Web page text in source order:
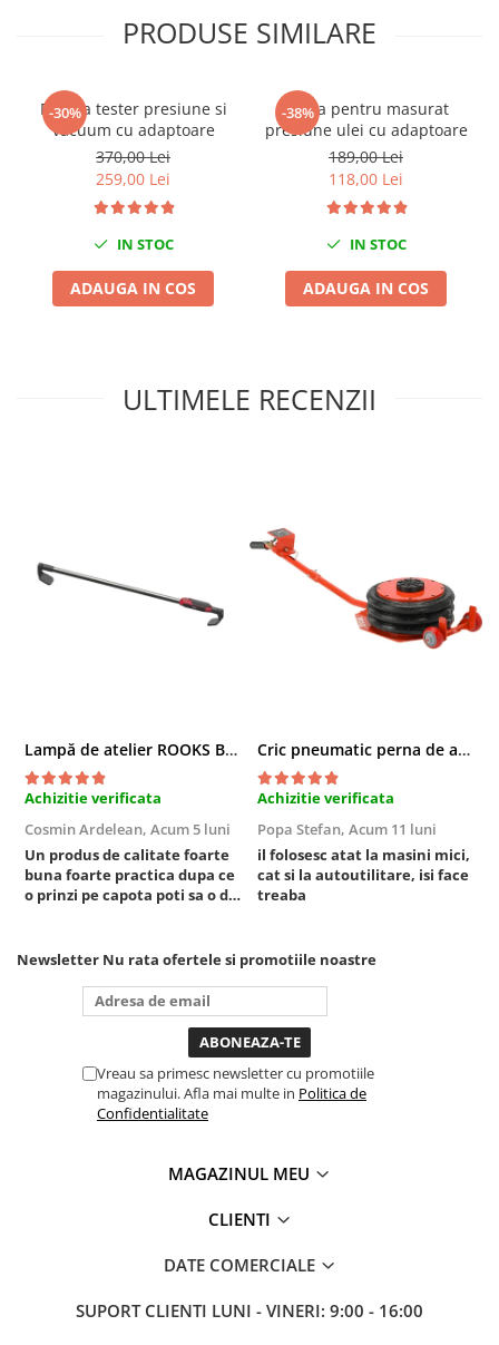
Truse de surubelnite
Masini de dejantat roti
Masini de echilibrat roti
Piese de schimb
Scule Vulcanizare
PRODUSE SIMILARE
-30%
Pompa tester presiune si
vacuum cu adaptoare
370,00 Lei
259,00 Lei
IN STOC
ADAUGA IN COS
-38%
Trusa pentru masurat
presiune ulei cu adaptoare
189,00 Lei
118,00 Lei
IN STOC
ADAUGA IN COS
ULTIMELE RECENZII
Lampă de atelier ROOKS B2 HYBRID pentru capotă, 2000 lumeni, 5000 mAh
Achizitie verificata
Cosmin Ardelean, Acum 5 luni
Un produs de calitate foarte
buna foarte practica dupa ce
o prinzi pe capota poti sa o dai
puternica si de la baterie care
tine destul de mult dar daca o
bagi la priza nu mai ai treaba
toata ziua ,ce...
Cric pneumatic perna de aer cu inaltator 6T
Achizitie verificata
Popa Stefan, Acum 11 luni
il folosesc atat la masini mici,
cat si la autoutilitare, isi face
treaba
Newsletter Nu rata ofertele si promotiile noastre
Vreau sa primesc newsletter cu promotiile
magazinului. Afla mai multe in Politica de
Confidentialitate
MAGAZINUL MEU
CLIENTI
DATE COMERCIALE
SUPORT CLIENTI LUNI - VINERI: 9:00 - 16:00